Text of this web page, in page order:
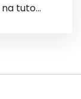
na tuto